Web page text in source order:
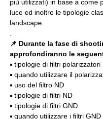
più utilizzati) in base a come
luce ed inoltre le tipologie
landscape.
📌 Durante la fase di
approfondiranno le
▪️ tipologie di filtri polarizzatori
▪️ quando utilizzare il
▪️ uso del filtro ND
▪️ tipologie di filtri ND
▪️ tipologie di filtri GND
▪️ quando utilizzare i filtri GND